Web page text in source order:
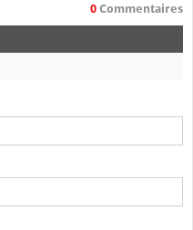
0 Commentaires